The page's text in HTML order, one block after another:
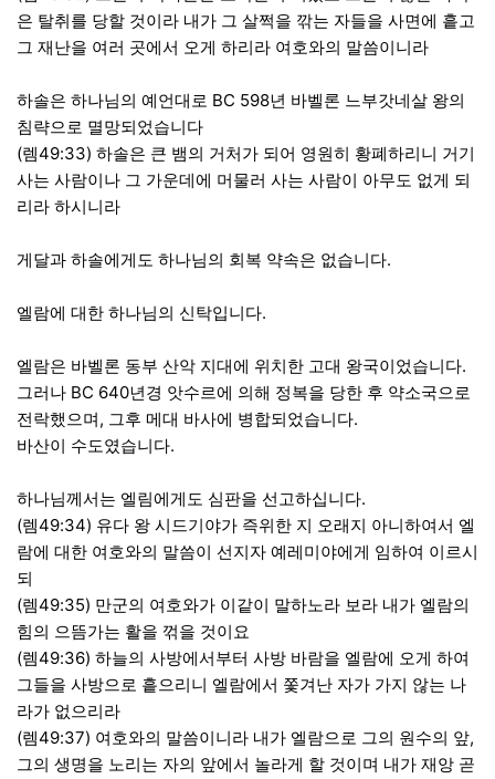
은 탈취를 당할 것이라 내가 그 살쩍을 깎는 자들을 사면에 흩고
그 재난을 여러 곳에서 오게 하리라 여호와의 말씀이니라
하솔은 하나님의 예언대로 BC 598년 바벨론 느부갓네살 왕의
침략으로 멸망되었습니다
(렘49:33) 하솔은 큰 뱀의 거처가 되어 영원히 황폐하리니 거기
사는 사람이나 그 가운데에 머물러 사는 사람이 아무도 없게 되
리라 하시니라
게달과 하솔에게도 하나님의 회복 약속은 없습니다.
엘람에 대한 하나님의 신탁입니다.
엘람은 바벨론 동부 산악 지대에 위치한 고대 왕국이었습니다.
그러나 BC 640년경 앗수르에 의해 정복을 당한 후 약소국으로
전락했으며, 그후 메대 바사에 병합되었습니다.
바산이 수도였습니다.
하나님께서는 엘림에게도 심판을 선고하십니다.
(렘49:34) 유다 왕 시드기야가 즉위한 지 오래지 아니하여서 엘
람에 대한 여호와의 말씀이 선지자 예레미야에게 임하여 이르시
되
(렘49:35) 만군의 여호와가 이같이 말하노라 보라 내가 엘람의
힘의 으뜸가는 활을 꺾을 것이요
(렘49:36) 하늘의 사방에서부터 사방 바람을 엘람에 오게 하여
그들을 사방으로 흩으리니 엘람에서 쫓겨난 자가 가지 않는 나
라가 없으리라
(렘49:37) 여호와의 말씀이니라 내가 엘람으로 그의 원수의 앞,
그의 생명을 노리는 자의 앞에서 놀라게 할 것이며 내가 재앙 곧